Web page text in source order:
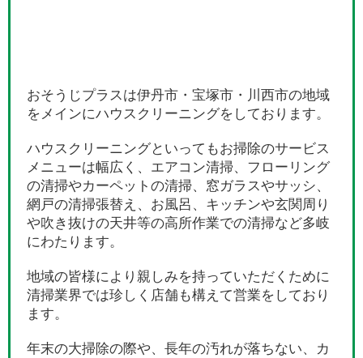
おそうじプラスは伊丹市・宝塚市・川西市の地域
をメインにハウスクリーニングをしております。
ハウスクリーニングといってもお掃除のサービス
メニューは幅広く、エアコン清掃、フローリング
の清掃やカーペットの清掃、窓ガラスやサッシ、
網戸の清掃張替え、お風呂、キッチンや玄関周り
や吹き抜けの天井等の高所作業での清掃など多岐
にわたります。
地域の皆様により親しみを持っていただくために
清掃業界では珍しく店舗も構えて営業をしており
ます。
年末の大掃除の際や、長年の汚れが落ちない、カ